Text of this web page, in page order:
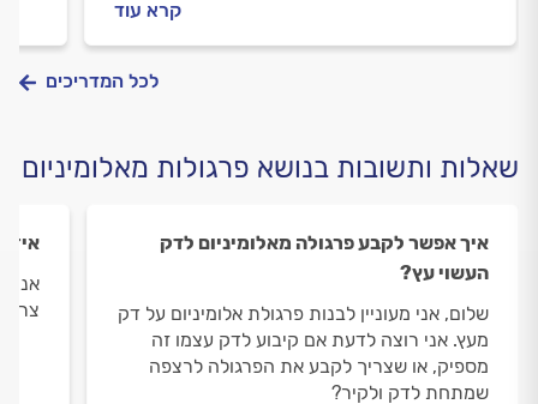
קרא עוד
לכל המדריכים
שאלות ותשובות בנושא פרגולות מאלומיניום
איך אפשר לקבע פרגולה מאלומיניום לדק
העשוי עץ?
שלום, אני מעוניין לבנות פרגולת אלומיניום על דק
מעץ. אני רוצה לדעת אם קיבוע לדק עצמו זה
מספיק, או שצריך לקבע את הפרגולה לרצפה
שמתחת לדק ולקיר?
אני